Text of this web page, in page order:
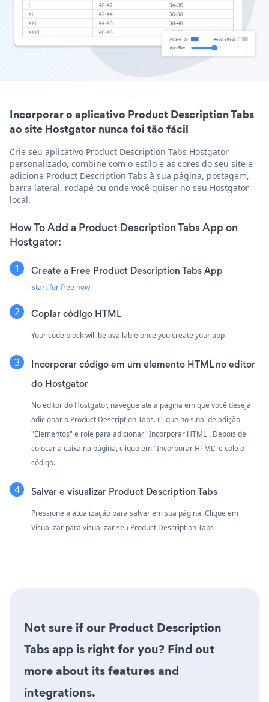
Incorporar o aplicativo Product Description Tabs
ao site Hostgator nunca foi tão fácil
Crie seu aplicativo Product Description Tabs Hostgator
personalizado, combine com o estilo e as cores do seu site e
adicione Product Description Tabs à sua página, postagem,
barra lateral, rodapé ou onde você quiser no seu Hostgator
local.
How To Add a Product Description Tabs App on
Hostgator:
Create a Free Product Description Tabs App
Start for free now
Copiar código HTML
Your code block will be available once you create your app
Incorporar código em um elemento HTML no editor
do Hostgator
No editor do Hostgator, navegue até a página em que você deseja
adicionar o Product Description Tabs. Clique no sinal de adição
"Elementos" e role para adicionar "Incorporar HTML". Depois de
colocar a caixa na página, clique em "Incorporar HTML" e cole o
código.
Salvar e visualizar Product Description Tabs
Pressione a atualização para salvar em sua página. Clique em
Visualizar para visualizar seu Product Description Tabs
Not sure if our Product Description
Tabs app is right for you? Find out
more about its features and
integrations.